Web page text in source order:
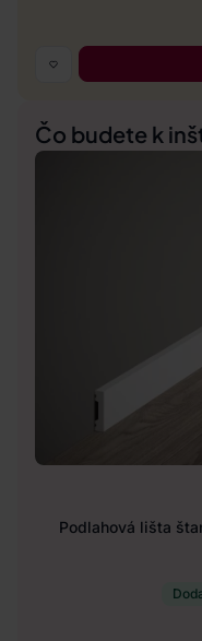
Čo budete k
Podlahová lišta